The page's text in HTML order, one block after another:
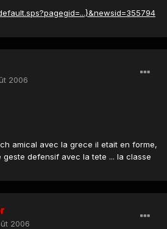
2006
amical avec la grece il etait en forme,
defensif avec la tete ... la classe
2006